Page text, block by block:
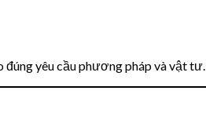
đúng yêu cầu phương pháp và vật tư.